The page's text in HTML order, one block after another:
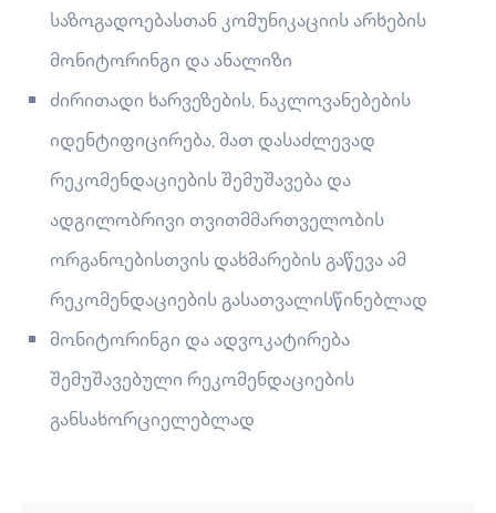
საზოგადოებასთან კომუნიკაციის არხების
მონიტორინგი და ანალიზი
ძირითადი ხარვეზების, ნაკლოვანებების
იდენტიფიცირება, მათ დასაძლევად
რეკომენდაციების შემუშავება და
ადგილობრივი თვითმმართველობის
ორგანოებისთვის დახმარების გაწევა ამ
რეკომენდაციების გასათვალისწინებლად
მონიტორინგი და ადვოკატირება
შემუშავებული რეკომენდაციების
განსახორციელებლად